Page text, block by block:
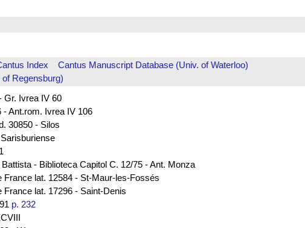
Index
Cantus Manuscript Database (Univ. of Waterloo)
Regensburg)
Gr. Ivrea IV 60
- Ant.rom. Ivrea IV 106
30850 - Silos
- Biblioteca Capitol C. 12/75 - Ant. Monza
France lat. 12584 - St-Maur-les-Fossés
France lat. 17296 - Saint-Denis
p. 232